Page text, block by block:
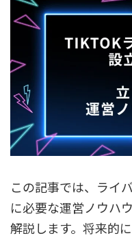
この記事では、ライ
に必要な運営ノウハ
解説します。将来的